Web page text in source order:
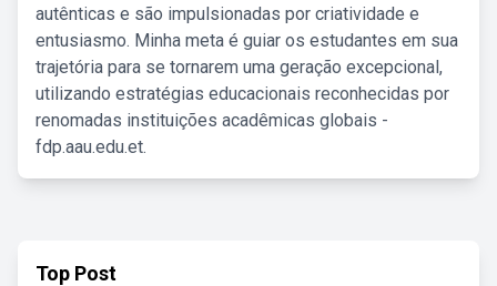
autênticas e são impulsionadas por criatividade e
entusiasmo. Minha meta é guiar os estudantes em sua
trajetória para se tornarem uma geração excepcional,
utilizando estratégias educacionais reconhecidas por
renomadas instituições acadêmicas globais -
fdp.aau.edu.et.
Top Post